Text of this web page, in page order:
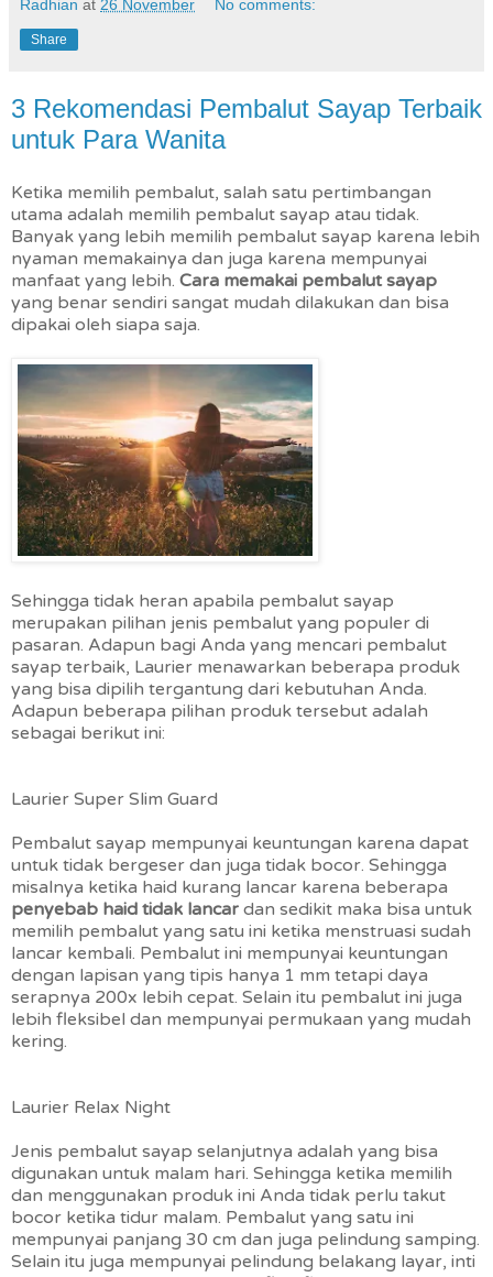
Radhian at 26 November No comments:
Share
3 Rekomendasi Pembalut Sayap Terbaik
untuk Para Wanita
Ketika memilih pembalut, salah satu pertimbangan
utama adalah memilih pembalut sayap atau tidak.
Banyak yang lebih memilih pembalut sayap karena lebih
nyaman memakainya dan juga karena mempunyai
manfaat yang lebih. Cara memakai pembalut sayap
yang benar sendiri sangat mudah dilakukan dan bisa
dipakai oleh siapa saja.
Sehingga tidak heran apabila pembalut sayap
merupakan pilihan jenis pembalut yang populer di
pasaran. Adapun bagi Anda yang mencari pembalut
sayap terbaik, Laurier menawarkan beberapa produk
yang bisa dipilih tergantung dari kebutuhan Anda.
Adapun beberapa pilihan produk tersebut adalah
sebagai berikut ini:
Laurier Super Slim Guard
Pembalut sayap mempunyai keuntungan karena dapat
untuk tidak bergeser dan juga tidak bocor. Sehingga
misalnya ketika haid kurang lancar karena beberapa
penyebab haid tidak lancar dan sedikit maka bisa untuk
memilih pembalut yang satu ini ketika menstruasi sudah
lancar kembali. Pembalut ini mempunyai keuntungan
dengan lapisan yang tipis hanya 1 mm tetapi daya
serapnya 200x lebih cepat. Selain itu pembalut ini juga
lebih fleksibel dan mempunyai permukaan yang mudah
kering.
Laurier Relax Night
Jenis pembalut sayap selanjutnya adalah yang bisa
digunakan untuk malam hari. Sehingga ketika memilih
dan menggunakan produk ini Anda tidak perlu takut
bocor ketika tidur malam. Pembalut yang satu ini
mempunyai panjang 30 cm dan juga pelindung samping.
Selain itu juga mempunyai pelindung belakang layar, inti